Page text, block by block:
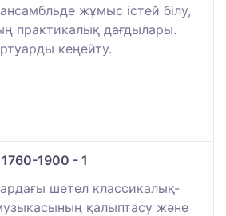
жұмыс істей білу,
практикалық дағдылары.
кеңейту.
1900 - 1
шетел классикалық-
қалыптасу және